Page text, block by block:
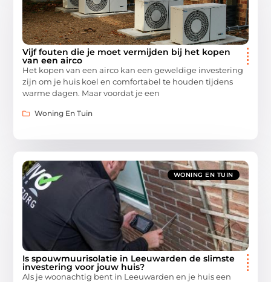
Vijf fouten die je moet vermijden bij het kopen
van een airco
Het kopen van een airco kan een geweldige investering
zijn om je huis koel en comfortabel te houden tijdens
warme dagen. Maar voordat je een
Woning En Tuin
WONING EN TUIN
Is spouwmuurisolatie in Leeuwarden de slimste
investering voor jouw huis?
Als je woonachtig bent in Leeuwarden en je huis een